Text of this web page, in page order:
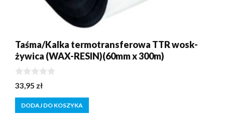
Taśma/Kalka termotransferowa TTR wosk-
żywica (WAX-RESIN)(60mm x 300m)
0
z
5
33,95 zł
DODAJ DO KOSZYKA